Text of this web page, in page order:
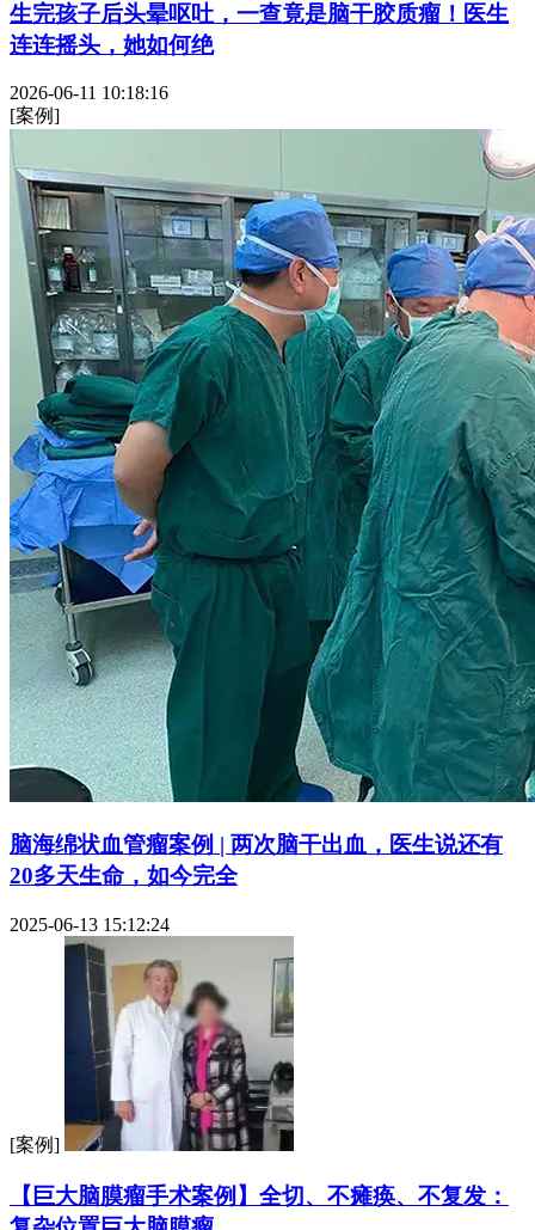
生完孩子后头晕呕吐，一查竟是脑干胶质瘤！医生
连连摇头，她如何绝
2026-06-11 10:18:16
[案例]
脑海绵状血管瘤案例 | 两次脑干出血，医生说还有
20多天生命，如今完全
2025-06-13 15:12:24
[案例]
【巨大脑膜瘤手术案例】全切、不瘫痪、不复发：